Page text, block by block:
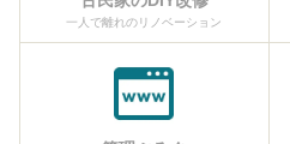
一人で離れのリノベーション